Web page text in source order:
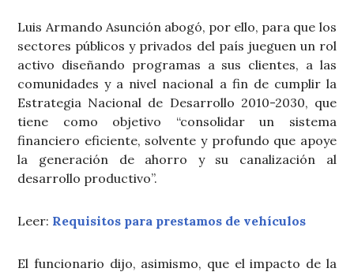
Luis Armando Asunción abogó, por ello, para que los
sectores públicos y privados del país jueguen un rol
activo diseñando programas a sus clientes, a las
comunidades y a nivel nacional a fin de cumplir la
Estrategia Nacional de Desarrollo 2010-2030, que
tiene como objetivo “consolidar un sistema
financiero eficiente, solvente y profundo que apoye
la generación de ahorro y su canalización al
desarrollo productivo”.
Leer: Requisitos para prestamos de vehículos
El funcionario dijo, asimismo, que el impacto de la